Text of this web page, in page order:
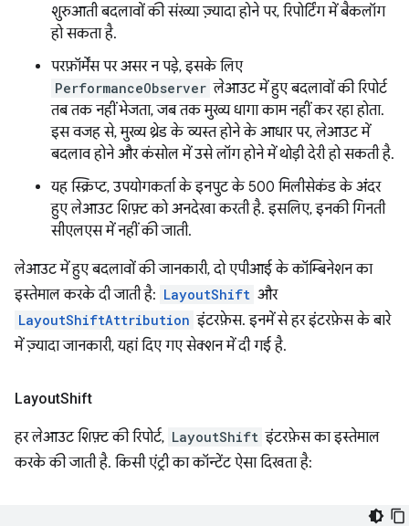
शुरुआती बदलावों की संख्या ज़्यादा होने पर, रिपोर्टिंग में बैकलॉग
हो सकता है.
परफ़ॉर्मेंस पर असर न पड़े, इसके लिए
PerformanceObserver लेआउट में हुए बदलावों की रिपोर्ट
तब तक नहीं भेजता, जब तक मुख्य धागा काम नहीं कर रहा होता.
इस वजह से, मुख्य थ्रेड के व्यस्त होने के आधार पर, लेआउट में
बदलाव होने और कंसोल में उसे लॉग होने में थोड़ी देरी हो सकती है.
यह स्क्रिप्ट, उपयोगकर्ता के इनपुट के 500 मिलीसेकंड के अंदर
हुए लेआउट शिफ़्ट को अनदेखा करती है. इसलिए, इनकी गिनती
सीएलएस में नहीं की जाती.
लेआउट में हुए बदलावों की जानकारी, दो एपीआई के कॉम्बिनेशन का
इस्तेमाल करके दी जाती है: LayoutShift और
LayoutShiftAttribution इंटरफ़ेस. इनमें से हर इंटरफ़ेस के बारे
में ज़्यादा जानकारी, यहां दिए गए सेक्शन में दी गई है.
LayoutShift
हर लेआउट शिफ़्ट की रिपोर्ट, LayoutShift इंटरफ़ेस का इस्तेमाल
करके की जाती है. किसी एंट्री का कॉन्टेंट ऐसा दिखता है: